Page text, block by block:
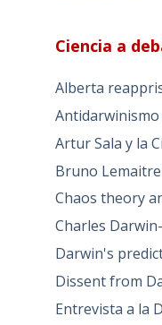
Ciencia a
Alberta
Artur Sala y la
Bruno Lemaitre
Chaos theory
Charles
Darwin's
Dissent from
Entrevista a la